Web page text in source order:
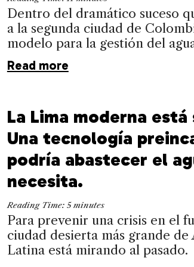
Dentro del dramático suceso
a la segunda ciudad de
modelo para la gestión del
Read more
La Lima moderna está
Una tecnología
podría abastecer el
necesita.
Reading Time: 5 minutes
Para prevenir una crisis en el
ciudad desierta más grande de
Latina está mirando al pasado.